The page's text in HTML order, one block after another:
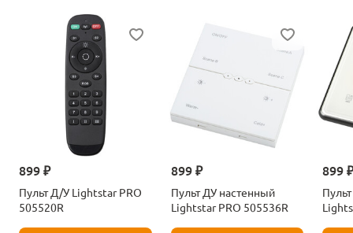
899 ₽
Пульт Д/У Lightstar PRO
505520R
899 ₽
Пульт ДУ настенный
Lightstar PRO 505536R
899